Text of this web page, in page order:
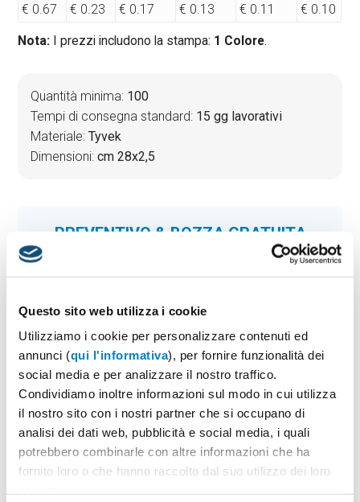
Questo sito web utilizza i cookie
Utilizziamo i cookie per personalizzare contenuti ed
annunci (qui l'informativa), per fornire funzionalità dei
social media e per analizzare il nostro traffico.
Condividiamo inoltre informazioni sul modo in cui utilizza
il nostro sito con i nostri partner che si occupano di
analisi dei dati web, pubblicità e social media, i quali
potrebbero combinarle con altre informazioni che ha
fornito loro o che hanno raccolto dal suo utilizzo dei loro
€ 0.67
€ 0.23 € 0.17 € 0.13 € 0.11 € 0.10
Nota: I prezzi includono la stampa: 1 Colore.
Quantità minima: 100
Tempi di consegna standard: 15 gg lavorativi
Materiale:Tyvek
Dimensioni:cm 28x2,5
PREVENTIVO & BOZZA GRATUITA
Potrai indicare successivamente la suddivisione per
1 Seleziona il colore:
2 Quantità